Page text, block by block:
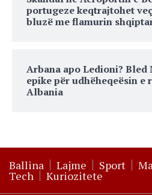
portugeze keqtrajtohet
bluzë me flamurin
Arbana apo Ledioni?
epike për udhëheqeësin e
Albania
Ballina Lajme Sport
Tech Kuriozitete